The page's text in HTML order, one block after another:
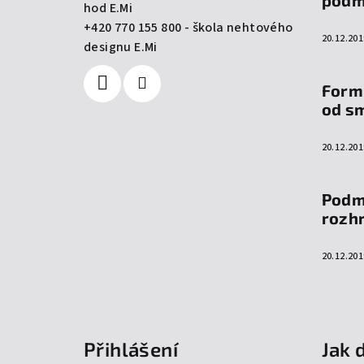
hod E.Mi
+420 770 155 800 - škola nehtového
designu E.Mi
od
Přihlášení
Jak